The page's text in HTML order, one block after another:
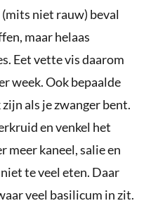
niet rauw) beval
maar helaas
Eet vette vis daarom
week. Ook bepaalde
als je zwanger bent.
en venkel het
meer kaneel, salie en
te veel eten. Daar
veel basilicum in zit.